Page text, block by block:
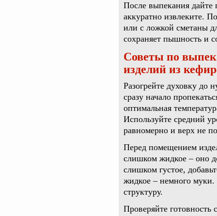
После выпекания дайте
аккуратно извлеките.
или с ложкой сметаны
сохраняет пышность и
Советы по
изделий из
Разогрейте духовку до
сразу начало
оптимальная
Используйте средний
равномерно и верх не
Перед помещением
слишком жидкое – оно
слишком густое,
жидкое – немного
структуру.
Проверяйте